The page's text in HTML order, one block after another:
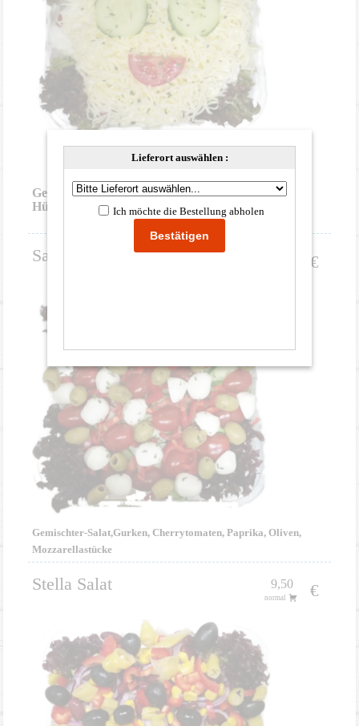
Gemischter Salat, Gurken, Tomaten,
Hühnerbruststreifen, Edamer Käse
Salat Rustico €
Gemischter-Salat,Gurken, Cherrytomaten, Paprika, Oliven,
Mozzarellastücke
Stella Salat 9,50
normal €
Lieferort auswählen :
Ich möchte die Bestellung abholen